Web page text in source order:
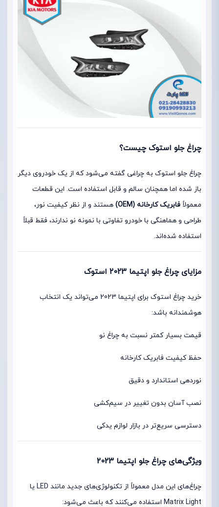
چراغ جلو استوک چیست؟
چراغ جلو استوک به چراغی گفته می‌شود که از یک خودروی دیگر
باز شده اما همچنان سالم و قابل استفاده است. این قطعات
معمولاً فابریک کارخانه (OEM)
هستند و از نظر کیفیت نور،
طراحی و هماهنگی با خودرو تفاوتی با نمونه نو ندارند، فقط قبلاً
استفاده شده‌اند.
مزایای چراغ جلو اپتیما 2023 استوک
خرید چراغ استوک برای اپتیما 2023 می‌تواند یک انتخاب
هوشمندانه باشد:
قیمت بسیار کمتر نسبت به چراغ نو
حفظ کیفیت فابریک کارخانه
نوردهی استاندارد و دقیق
نصب آسان بدون تغییر در سیم‌کشی
دسترسی سریع‌تر در بازار لوازم یدکی
ویژگی‌های چراغ جلو اپتیما 2023
چراغ‌های این مدل معمولاً از تکنولوژی‌های جدید مانند LED یا
Matrix Light استفاده می‌کنند که باعث می‌شود: